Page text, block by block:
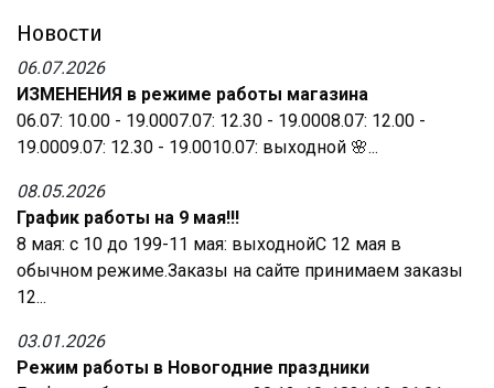
Новости
06.07.2026
ИЗМЕНЕНИЯ в режиме работы магазина
06.07: 10.00 - 19.0007.07: 12.30 - 19.0008.07: 12.00 -
19.0009.07: 12.30 - 19.0010.07: выходной 🌸...
08.05.2026
График работы на 9 мая!!!
8 мая: с 10 до 199-11 мая: выходнойС 12 мая в
обычном режиме.Заказы на сайте принимаем заказы
12...
03.01.2026
Режим работы в Новогодние праздники